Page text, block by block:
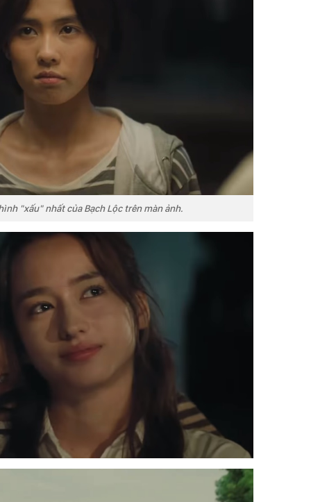
"xấu" nhất của Bạch Lộc trên màn ảnh.